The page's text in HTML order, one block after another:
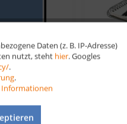
Choice
&
Aktiv
Daten (z. B. IP-Adresse)
nutzt, steht hier. Googles
.
.